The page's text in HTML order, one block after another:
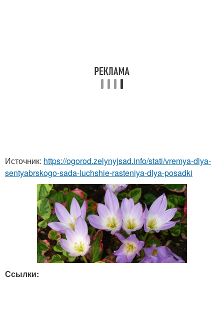
Источник: https://ogorod.zelynyjsad.info/stati/vremya-dlya-
sentyabrskogo-sada-luchshie-rasteniya-dlya-posadki
Ссылки: